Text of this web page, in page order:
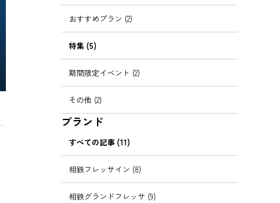
おすすめプラン (2)
特集 (5)
期間限定イベント (2)
その他 (2)
ブランド
すべての記事 (11)
相鉄フレッサイン (8)
相鉄グランドフレッサ (9)